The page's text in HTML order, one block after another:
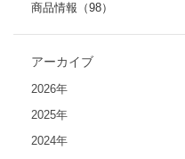
商品情報（98）
アーカイブ
2026年
2025年
2024年